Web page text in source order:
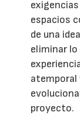
espacios
de una
eliminar lo
atemporal
proyecto.